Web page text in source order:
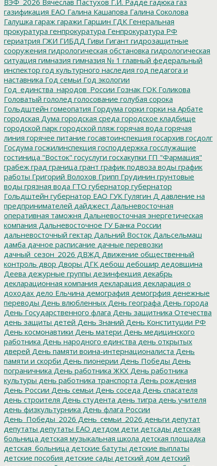
газификация ЕАО Галина Кашапова Галина Соколова
Галушка гараж гаражи Гаршин ГДК Генеральная
прокуратура генпрокуратура Генпрокуратура РФ
гериатрия ГЖИ ГИБДД Гиви Гигант гидрозащитные
сооружения гидрологическая обстановка гидрологическая
ситуация гимназия гимназия № 1 главный федеральный
инспектор год культурного наследия год педагога и
наставника Год семьи Год экологии
Год_единства_народов_России Гознак ГОК Голикова
Головатый гололед голосование голубая сорока
Гольдштейн гомеопатия Гордума горки горки на Арбате
городская Дума городская среда городское кладбище
городской парк городской пляж горячая вода горячая
линия горячее питание госавтоинспекция госархив госдолг
Госдума госжилинспекция господдержка госслужащие
гостиница "Восток" госуслуги госхакупки ГП "Фармация"
грабеж град граница грант график подвоза воды график
работы Григорий Волохов Грипп Грудинин грунтовые
воды грязная вода ГТО губернатор губернатор
Гольдштейн губернатор ЕАО ГУК Гулягин Д давление на
предпринимателей дайджест Дальневосточная
оперативная таможня Дальневосточная энергетическая
компания Дальневосточное ГУ Банка России
дальневосточный гектар Дальний Восток Дальсельмаш
дамба дачное расписание дачные перевозки
дачный_сезон_2026 ДВЖД Движение общественный
контроль двор Дворы ДГК дебош дебошир дедовщина
Деева дежурные группы дезинфекция декабрь
декларационная компания декларация декларация о
доходах дело Ельчина демография демогрфия денежные
переводы День влюбленных День географа День города
День Государственного флага День защитника Отечества
день защиты детей День Знаний День Конституции РФ
День космонавтики День матери День медицинского
работника День народного единства день открытых
дверей День памяти воина-интернационалиста День
памяти и скорби День пионерии День Победы День
пограничника День работника ЖКХ День работника
культуры день работника транспорта День рождения
День России День семьи День соседа День спасателя
день строителя День студента день тигра день учителя
день физкультурника День флага России
День_Победы_2026 День_семьи_2026 деньги депутат
депутаты депутаты ЕАО детдом дети детсады детская
больница детская музыкальная школа детская площадка
детская_больница детские батуты детские выплаты
детские пособия детские сады детский дом детский